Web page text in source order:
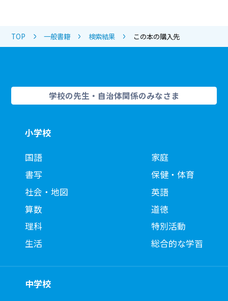
TOP 一般書籍 検索結果 この本の購入先
学校の先生・自治体関係のみなさま
小学校
国語
書写
社会・地図
算数
理科
生活
家庭
保健・体育
英語
道徳
特別活動
総合的な学習
中学校